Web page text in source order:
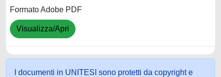
Formato Adobe PDF
Visualizza/Apri
I documenti in UNITESI sono protetti da copyright e